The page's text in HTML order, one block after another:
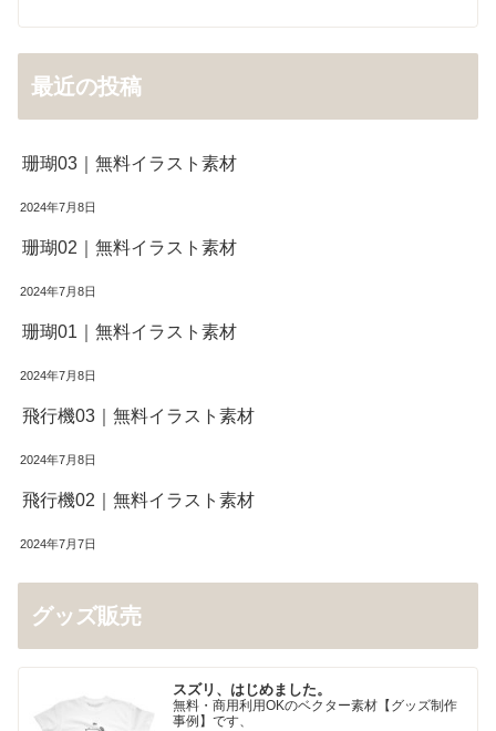
最近の投稿
珊瑚03｜無料イラスト素材
2024年7月8日
珊瑚02｜無料イラスト素材
2024年7月8日
珊瑚01｜無料イラスト素材
2024年7月8日
飛行機03｜無料イラスト素材
2024年7月8日
飛行機02｜無料イラスト素材
2024年7月7日
グッズ販売
スズリ、はじめました。
無料・商用利用OKのベクター素材【グッズ制作
事例】です、